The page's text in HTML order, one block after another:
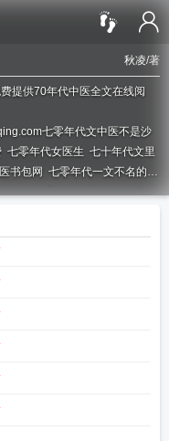
秋凌/著
提供70年代中医全文在线阅
七零年代文中医不是沙
七零年代女医生 七十年代文里
书包网 七零年代一文不名的军
防盗七零年代女医七十年代小